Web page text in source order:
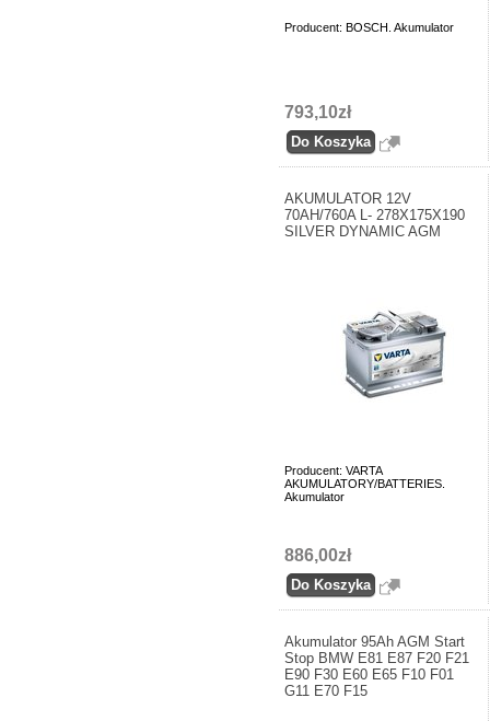
Producent: BOSCH. Akumulator
793,10zł
AKUMULATOR 12V
70AH/760A L- 278X175X190
SILVER DYNAMIC AGM
Producent: VARTA
AKUMULATORY/BATTERIES.
Akumulator
886,00zł
Akumulator 95Ah AGM Start
Stop BMW E81 E87 F20 F21
E90 F30 E60 E65 F10 F01
G11 E70 F15